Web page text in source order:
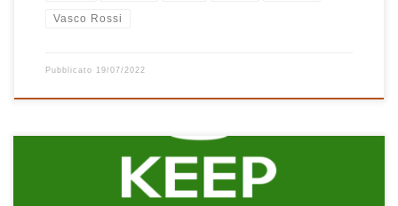
Vasco Rossi
Pubblicato 19/07/2022